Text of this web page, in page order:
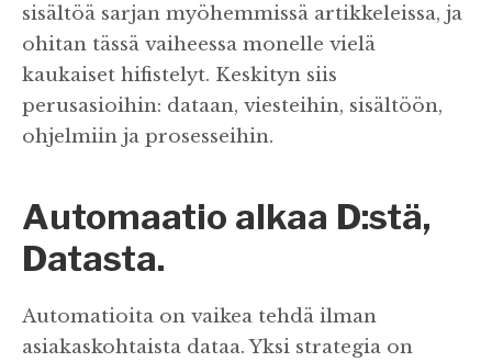
sisältöä sarjan myöhemmissä artikkeleissa, ja
ohitan tässä vaiheessa monelle vielä
kaukaiset hifistelyt. Keskityn siis
perusasioihin: dataan, viesteihin, sisältöön,
ohjelmiin ja prosesseihin.
Automaatio alkaa D:stä,
Datasta.
Automatioita on vaikea tehdä ilman
asiakaskohtaista dataa. Yksi strategia on